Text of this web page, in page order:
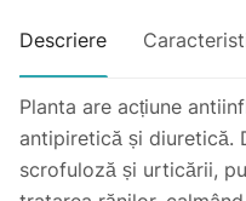
Descriere
Planta are acțiune
antipiretică și diuretică.
scrofuloză și urticării,